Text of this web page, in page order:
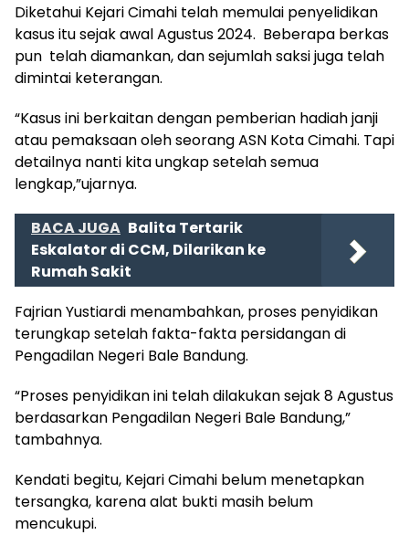
Diketahui Kejari Cimahi telah memulai penyelidikan
kasus itu sejak awal Agustus 2024. Beberapa berkas
pun telah diamankan, dan sejumlah saksi juga telah
dimintai keterangan.
“Kasus ini berkaitan dengan pemberian hadiah janji
atau pemaksaan oleh seorang ASN Kota Cimahi. Tapi
detailnya nanti kita ungkap setelah semua
lengkap,”ujarnya.
BACA JUGA Balita Tertarik
Eskalator di CCM, Dilarikan ke
Rumah Sakit
Fajrian Yustiardi menambahkan, proses penyidikan
terungkap setelah fakta-fakta persidangan di
Pengadilan Negeri Bale Bandung.
“Proses penyidikan ini telah dilakukan sejak 8 Agustus
berdasarkan Pengadilan Negeri Bale Bandung,”
tambahnya.
Kendati begitu, Kejari Cimahi belum menetapkan
tersangka, karena alat bukti masih belum
mencukupi.